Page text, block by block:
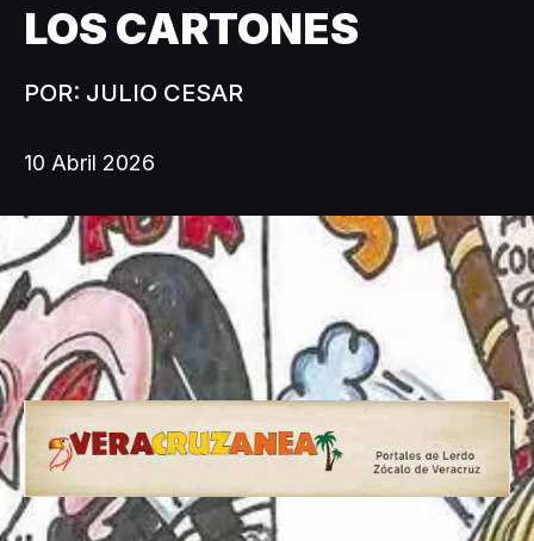
LOS CARTONES
POR: JULIO CESAR
10 Abril 2026